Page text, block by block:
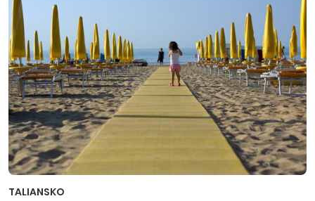
TALIANSKO